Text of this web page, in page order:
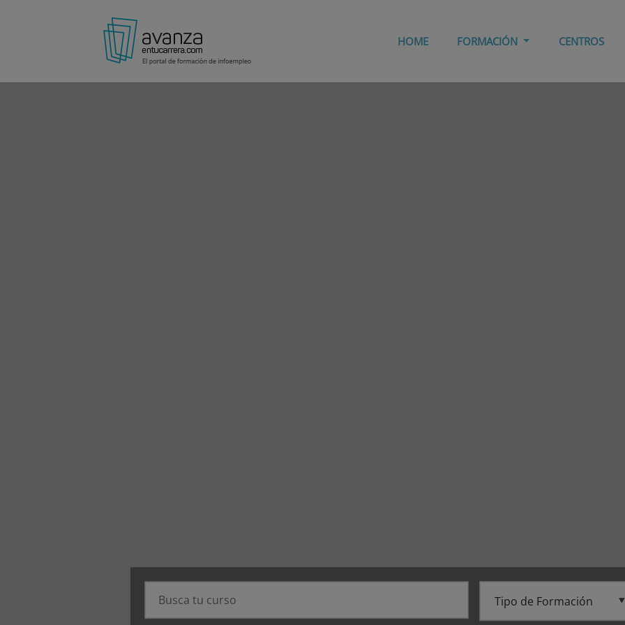
HOME FORMACIÓN CENTROS